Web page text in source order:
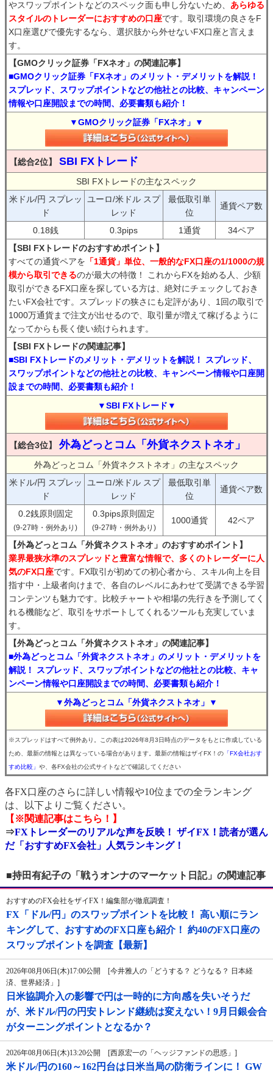
やスワップポイントなどのスペック面も申し分ないため、 あらゆる
スタイルのトレーダーにおすすめの口座です。取引環境の良さをF
X口座選びで優先するなら、選択肢から外せないFX口座と言えま
す。
【GMOクリック証券「FXネオ」の関連記事】
■GMOクリック証券「FXネオ」のメリット・デメリットを解説！
スプレッド、スワップポイントなどの他社との比較、キャンペーン
情報や口座開設までの時間、必要書類も紹介！
▼GMOクリック証券「FXネオ」▼
【総合2位】 SBI FXトレード
SBI FXトレードの主なスペック
米ドル/円 スプレッ
ド
ユーロ/米ドル スプ
レッド
最低取引単
位
通貨ペア数
0.18銭 0.3pips 1通貨
34ペア
【SBI FXトレードのおすすめポイント】
すべての通貨ペアを 「1通貨」単位、一般的なFX口座の1/1000の規
模から取引できるのが最大の特徴！ これからFXを始める人、少額
取引ができるFX口座を探している方は、絶対にチェックしておき
たいFX会社です。スプレッドの狭さにも定評があり、1回の取引で
1000万通貨まで注文が出せるので、取引量が増えて稼げるように
なってからも長く使い続けられます。
【SBI FXトレードの関連記事】
■SBI FXトレードのメリット・デメリットを解説！ スプレッド、
スワップポイントなどの他社との比較、キャンペーン情報や口座開
設までの時間、必要書類も紹介！
▼SBI FXトレード▼
【総合3位】 外為どっとコム「外貨ネクストネオ」
外為どっとコム「外貨ネクストネオ」の主なスペック
米ドル/円 スプレッ
ド
ユーロ/米ドル スプ
レッド
最低取引単
位
通貨ペア数
0.2銭原則固定
(9-27時・例外あり)
0.3pips原則固定
(9-27時・例外あり)
1000通貨 42ペア
【外為どっとコム「外貨ネクストネオ」のおすすめポイント】
業界最狭水準のスプレッドと豊富な情報で、多くのトレーダーに人
気のFX口座です。FX取引が初めての初心者から、スキル向上を目
指す中・上級者向けまで、各自のレベルにあわせて受講できる学習
コンテンツも魅力です。比較チャートや相場の先行きを予測してく
れる機能など、取引をサポートしてくれるツールも充実していま
す。
【外為どっとコム「外貨ネクストネオ」の関連記事】
■外為どっとコム「外貨ネクストネオ」のメリット・デメリットを
解説！ スプレッド、スワップポイントなどの他社との比較、キャ
ンペーン情報や口座開設までの時間、必要書類も紹介！
▼外為どっとコム「外貨ネクストネオ」▼
※スプレッドはすべて例外あり。この表は2026年8月3日時点のデータをもとに作成している
ため、最新の情報とは異なっている場合があります。最新の情報はザイFX！の 「FX会社おす
すめ比較」 や、各FX会社の公式サイトなどで確認してください
各FX口座のさらに詳しい情報や10位までの全ランキング
は、以下よりご覧ください。
【※関連記事はこちら！】
⇒FXトレーダーのリアルな声を反映！ ザイFX！読者が選ん
だ「おすすめFX会社」人気ランキング！
■持田有紀子の「戦うオンナのマーケット日記」の関連記事
おすすめのFX会社をザイFX！編集部が徹底調査！
FX「ドル/円」のスワップポイントを比較！ 高い順にラン
キングして、おすすめのFX口座も紹介！ 約40のFX口座の
スワップポイントを調査【最新】
2026年08月06日(木)17:00公開 [今井雅人の「どうする？ どうなる？ 日本経
済、世界経済」]
日米協調介入の影響で円は一時的に方向感を失いそうだ
が、米ドル/円の円安トレンド継続は変えない！9月日銀会合
がターニングポイントとなるか？
2026年08月06日(木)13:20公開 [西原宏一の「ヘッジファンドの思惑」]
米ドル/円の160～162円台は日米当局の防衛ラインに！ GW